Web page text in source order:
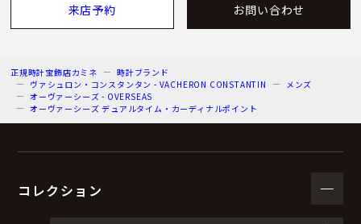
来店予約 お問い合わせ
正規時計宝飾店カミネ
時計ブランド
ヴァシュロン・コンスタンタン - VACHERON CONSTANTIN
メンズ
オーヴァーシーズ - OVERSEAS
オーヴァーシーズ デュアルタイム・カーディナルポイント
コレクション